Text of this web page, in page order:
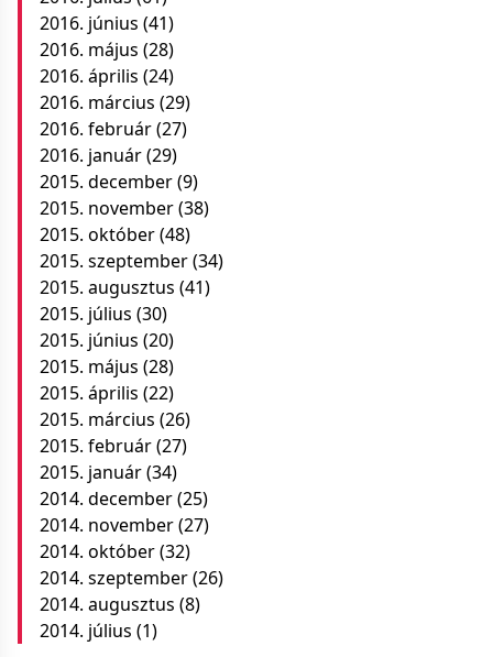
2016. június (41)
2016. május (28)
2016. április (24)
2016. március (29)
2016. február(27)
2016. január(29)
2015. december(9)
2015. november(38)
2015. október(48)
2015. szeptember(34)
2015. augusztus (41)
2015. július (30)
2015. június (20)
2015. május (28)
2015. április (22)
2015. március (26)
2015. február(27)
2015. január(34)
2014. december(25)
2014. november(27)
2014. október(32)
2014. szeptember(26)
2014. augusztus (8)
2014. július (1)